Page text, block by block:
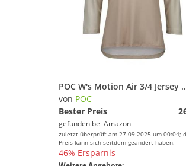
Brillen von POC
Kletterausrüstung von POC
Fitnesszubehör von POC
Pflegemittel von POC
Wassersportausrüstung von
Gewichte von POC
POC W's Motion Air 3/4
von POC
Bester Preis
gefunden bei Amazon
zuletzt überprüft am 27.09.2025 um 00:04;
Preis kann sich seitdem geändert haben.
46% Ersparnis